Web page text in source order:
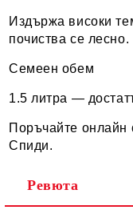
Издържа високи
почиства се лесно.
Семеен обем
1.5 литра —
Поръчайте онлайн
Спиди.
Ревюта